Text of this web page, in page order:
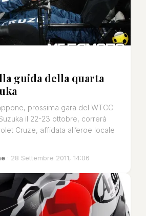
guida della quarta
prossima gara del WTCC
il 22-23 ottobre, correrà
Cruze, affidata all’eroe locale
· 28 Settembre 2011, 14:06